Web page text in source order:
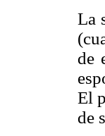
La
de
El
de